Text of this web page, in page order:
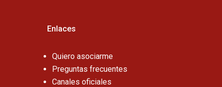
Enlaces
Quiero asociarme
Preguntas frecuentes
Canales oficiales